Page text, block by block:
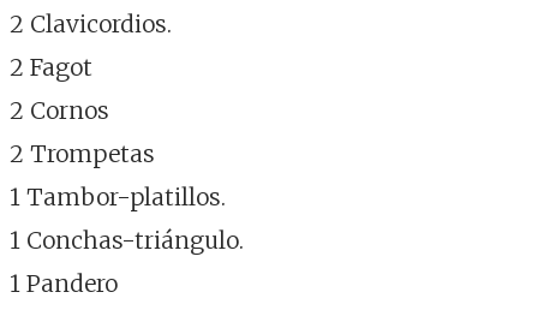
2 Clavicordios.
2 Fagot
2 Cornos
2 Trompetas
1 Tambor-platillos.
1 Conchas-triángulo.
1 Pandero